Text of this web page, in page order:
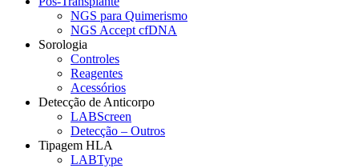
NGS para Quimerismo
NGS Accept cfDNA
Sorologia
Controles
Reagentes
Acessórios
Detecção de Anticorpo
LABScreen
Detecção – Outros
Tipagem HLA
LABType